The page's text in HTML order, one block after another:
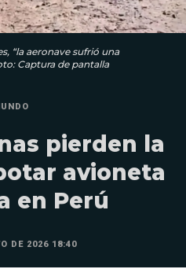
“la aeronave sufrió una
Captura de pantalla
pierden la
avioneta
en Perú
DE 2026 18:40